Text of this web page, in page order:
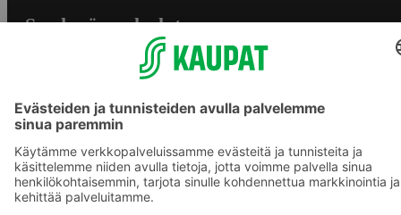
S-ryhmän palvelut
Yhteishyvä Ruoka -sovellus
S-ostoslista -sovellus
Prisma.fi
Sokos.fi
S-Pankki